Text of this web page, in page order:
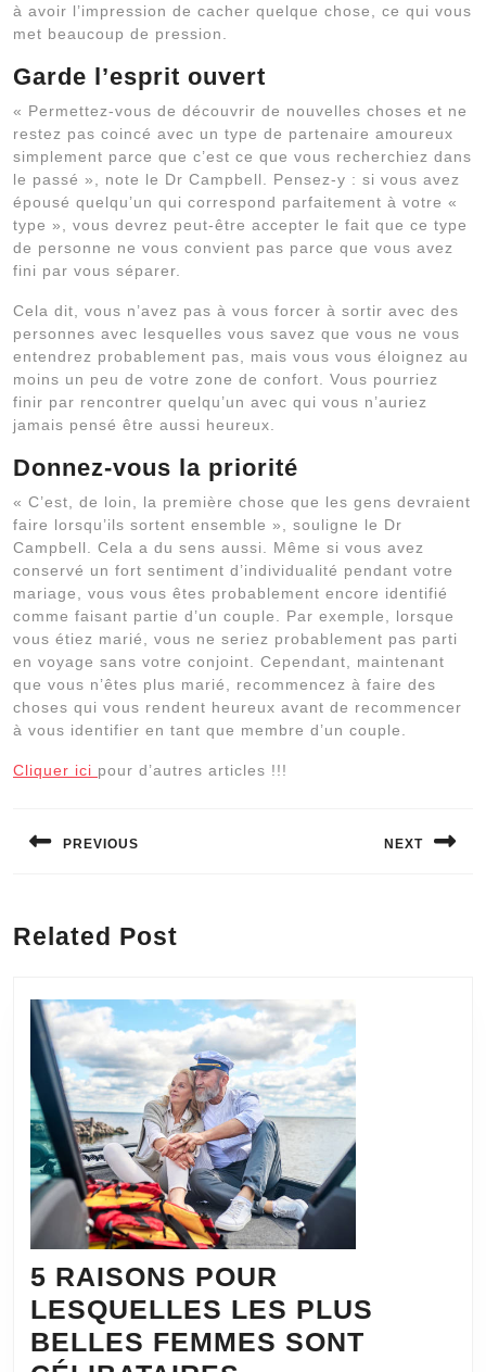
à avoir l’impression de cacher quelque chose, ce qui vous
met beaucoup de pression.
Garde l’esprit ouvert
« Permettez-vous de découvrir de nouvelles choses et ne
restez pas coincé avec un type de partenaire amoureux
simplement parce que c’est ce que vous recherchiez dans
le passé », note le Dr Campbell. Pensez-y : si vous avez
épousé quelqu’un qui correspond parfaitement à votre «
type », vous devrez peut-être accepter le fait que ce type
de personne ne vous convient pas parce que vous avez
fini par vous séparer.
Cela dit, vous n’avez pas à vous forcer à sortir avec des
personnes avec lesquelles vous savez que vous ne vous
entendrez probablement pas, mais vous vous éloignez au
moins un peu de votre zone de confort. Vous pourriez
finir par rencontrer quelqu’un avec qui vous n’auriez
jamais pensé être aussi heureux.
Donnez-vous la priorité
« C’est, de loin, la première chose que les gens devraient
faire lorsqu’ils sortent ensemble », souligne le Dr
Campbell. Cela a du sens aussi. Même si vous avez
conservé un fort sentiment d’individualité pendant votre
mariage, vous vous êtes probablement encore identifié
comme faisant partie d’un couple. Par exemple, lorsque
vous étiez marié, vous ne seriez probablement pas parti
en voyage sans votre conjoint. Cependant, maintenant
que vous n’êtes plus marié, recommencez à faire des
choses qui vous rendent heureux avant de recommencer
à vous identifier en tant que membre d’un couple.
Cliquer ici pour d’autres articles !!!
de
PREVIOUS
post:
NEXT
Related Post
5 RAISONS POUR
LESQUELLES LES PLUS
BELLES FEMMES SONT